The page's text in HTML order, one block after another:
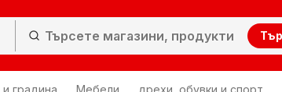
градина Мебели дрехи, обувки и спорт